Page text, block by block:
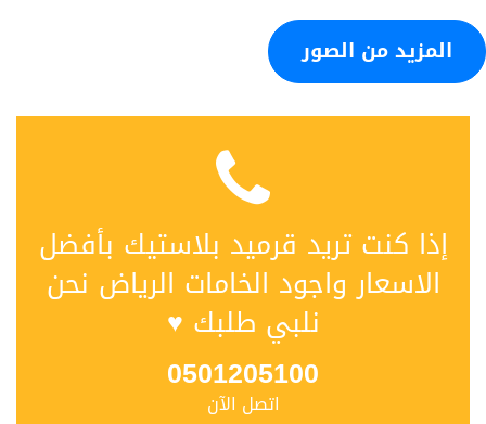
المزيد من الصور
إذا كنت تريد قرميد بلاستيك بأفضل
الاسعار واجود الخامات الرياض نحن
نلبي طلبك ♥
0501205100
اتصل الآن